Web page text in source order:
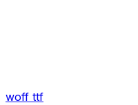
woff ttf